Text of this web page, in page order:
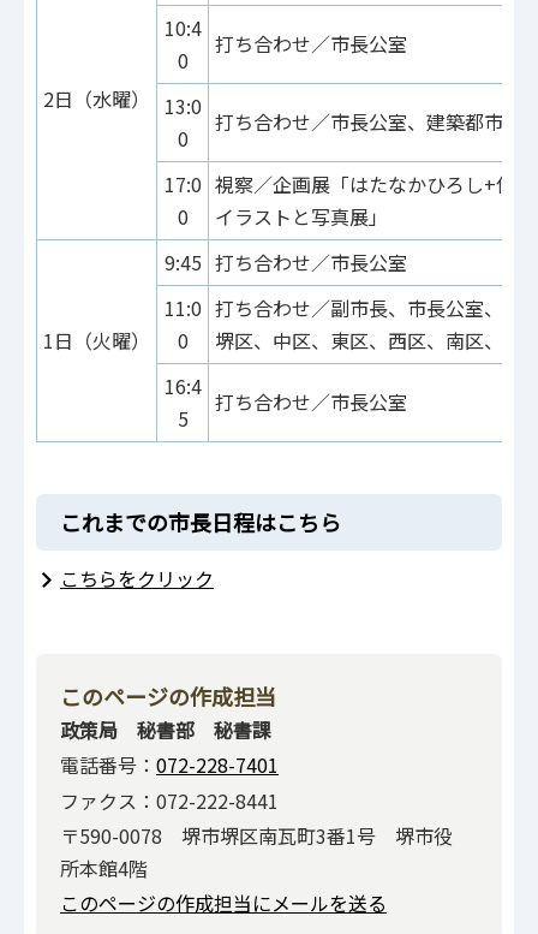
2日（水曜）
10:4
0
打ち合わせ／市長公室
13:0
0
打ち合わせ／市長公室、建築都市局
17:0
0
視察／企画展「はたなかひろし+伊
イラストと写真展」
1日（火曜）
9:45 打ち合わせ／市長公室
11:0
0
打ち合わせ／副市長、市長公室、市
堺区、中区、東区、西区、南区、北
16:4
5
打ち合わせ／市長公室
これまでの市長日程はこちら
こちらをクリック
このページの作成担当
政策局 秘書部 秘書課
電話番号： 072-228-7401
ファクス：072-222-8441
〒590-0078 堺市堺区南瓦町3番1号 堺市役
所本館4階
このページの作成担当にメールを送る